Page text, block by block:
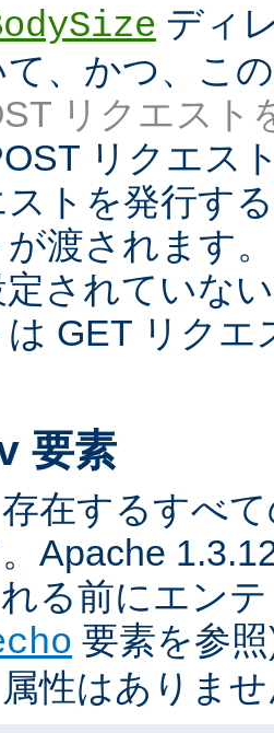
ディ
て、かつ、こ
リクエスト
リクエス
ストを発行す
が渡されます
定されていな
GET リク
要素
在するすべ
Apache
る前にエン
要素を参
性はありま